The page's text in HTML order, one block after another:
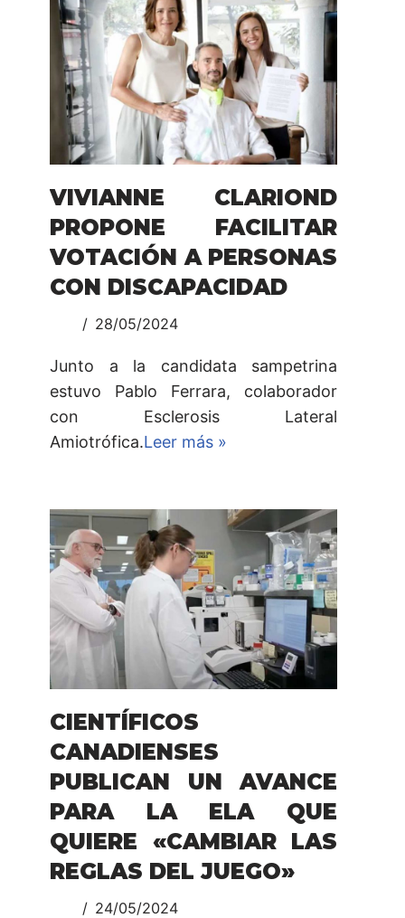
VIVIANNE CLARIOND
PROPONE FACILITAR
VOTACIÓN A PERSONAS
CON DISCAPACIDAD
28/05/2024
Junto a la candidata sampetrina
estuvo Pablo Ferrara, colaborador
con Esclerosis Lateral
Amiotrófica.Leer más »
CIENTÍFICOS
CANADIENSES
PUBLICAN UN AVANCE
PARA LA ELA QUE
QUIERE «CAMBIAR LAS
REGLAS DEL JUEGO»
24/05/2024